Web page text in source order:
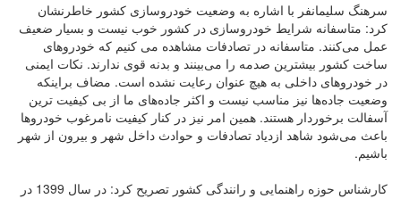
سرهنگ سلیمانفر با اشاره به وضعیت خودروسازی کشور خاطرنشان
کرد: متاسفانه شرایط خودروسازی در کشور خوب نیست و بسیار ضعیف
عمل می‌کنند. متاسفانه در تصادفات مشاهده می کنیم که خودروهای
ساخت کشور بیشترین صدمه را می‌بینند و بدنه قوی ندارند. نکات ایمنی
در خودروهای داخلی به هیچ عنوان رعایت نشده است. مضاف براینکه
وضعیت جاده‌ها نیز مناسب نیست و اکثر جاده‌های ما از بی کیفیت ترین
آسفالت برخوردار هستند. همین امر نیز در کنار کیفیت نامرغوب خودروها
باعث می‌شود شاهد ازدیاد تصادفات و حوادث داخل شهر و بیرون از شهر
باشیم.
کارشناس حوزه راهنمایی و رانندگی کشور تصریح کرد: در سال 1399 در